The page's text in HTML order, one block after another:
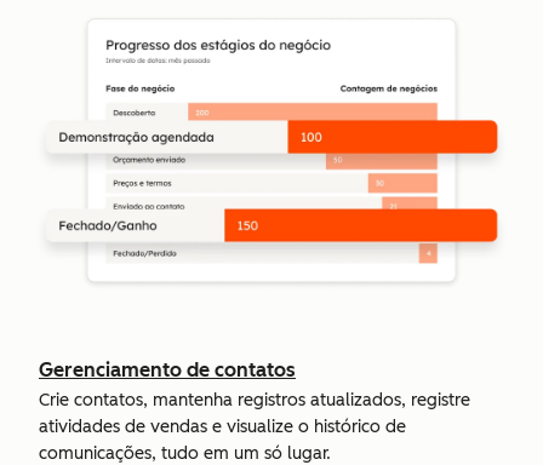
Gerenciamento de contatos
Crie contatos, mantenha registros atualizados, registre
atividades de vendas e visualize o histórico de
comunicações, tudo em um só lugar.